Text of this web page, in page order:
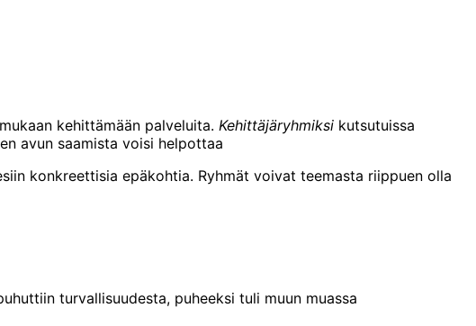
kehittämään palveluita. Kehittäjäryhmiksi kutsutuissa
avun saamista voisi helpottaa
konkreettisia epäkohtia. Ryhmät voivat teemasta riippuen olla
turvallisuudesta, puheeksi tuli muun muassa